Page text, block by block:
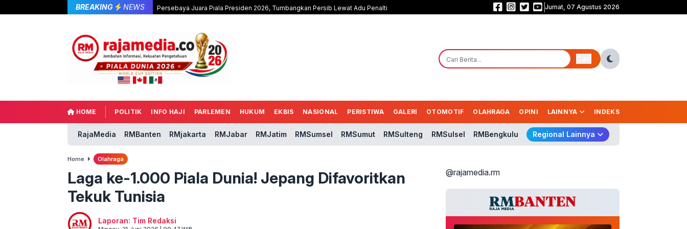
BREAKING NEWS Persebaya Juara Piala Presiden 2026, Tumbangkan Persib Lewat Adu Penalti Saling Balas Gol! Persib vs Persebaya Masih Sama Kuat 1-1 di Babak
Jumat, 07 Agustus 2026
HOME POLITIK INFO HAJI PARLEMEN HUKUM EKBIS NASIONAL PERISTIWA GALERI OTOMOTIF OLAHRAGA OPINI LAINNYA INDEKS
RajaMedia RMBanten RMjakarta RMJabar RMJatim RMSumsel RMSumut RMSulteng RMSulsel RMBengkulu Regional Lainnya
Home Olahraga
Laga ke-1.000 Piala Dunia! Jepang Difavoritkan
Tekuk Tunisia
Laporan: Tim Redaksi
@rajamedia.rm